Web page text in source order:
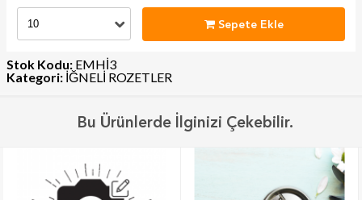
Sepete Ekle
Stok Kodu: EMHİ3
Kategori: İĞNELİ ROZETLER
Bu Ürünlerde İlginizi Çekebilir.